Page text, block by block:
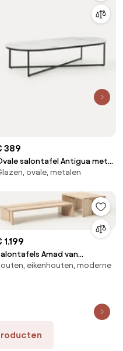
389
salontafel Antigua met
tafelblad in marmerlook
ovale, metalen
1.199
Amad van
2-delig
eikenhouten, moderne